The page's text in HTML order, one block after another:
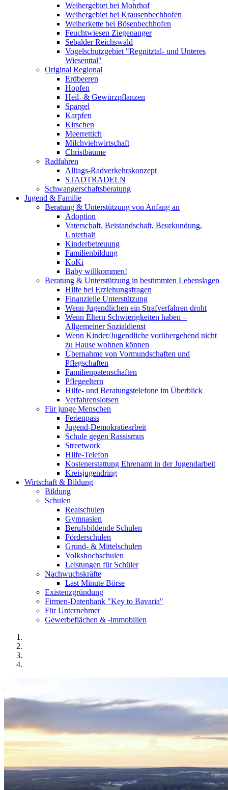
Weihergebiet bei Mohrhof
Weihergebiet bei Krausenbechhofen
Weiherkette bei Bösenbechhofen
Feuchtwiesen Ziegenanger
Sebalder Reichswald
Vogelschutzgebiet "Regnitztal- und Unteres
Wiesenttal"
Original Regional
Erdbeeren
Hopfen
Heil- & Gewürzpflanzen
Spargel
Karpfen
Kirschen
Meerrettich
Milchviehwirtschaft
Christbäume
Radfahren
Alltags-Radverkehrskonzept
STADTRADELN
Schwangerschaftsberatung
Jugend & Familie
Beratung & Unterstützung von Anfang an
Adoption
Vaterschaft, Beistandschaft, Beurkundung,
Unterhalt
Kinderbetreuung
Familienbildung
KoKi
Baby willkommen!
Beratung & Unterstützung in bestimmten Lebenslagen
Hilfe bei Erziehungsfragen
Finanzielle Unterstützung
Wenn Jugendlichen ein Strafverfahren droht
Wenn Eltern Schwierigkeiten haben –
Allgemeiner Sozialdienst
Wenn Kinder/Jugendliche vorübergehend nicht
zu Hause wohnen können
Übernahme von Vormundschaften und
Pflegschaften
Familienpatenschaften
Pflegeeltern
Hilfe- und Beratungstelefone im Überblick
Verfahrenslotsen
Für junge Menschen
Ferienpass
Jugend-Demokratiearbeit
Schule gegen Rassismus
Streetwork
Hilfe-Telefon
Kostenerstattung Ehrenamt in der Jugendarbeit
Kreisjugendring
Wirtschaft & Bildung
Bildung
Schulen
Realschulen
Gymnasien
Berufsbildende Schulen
Förderschulen
Grund- & Mittelschulen
Volkshochschulen
Leistungen für Schüler
Nachwuchskräfte
Last Minute Börse
Existenzgründung
Firmen-Datenbank "Key to Bavaria"
Für Unternehmer
Gewerbeflächen & -immobilien